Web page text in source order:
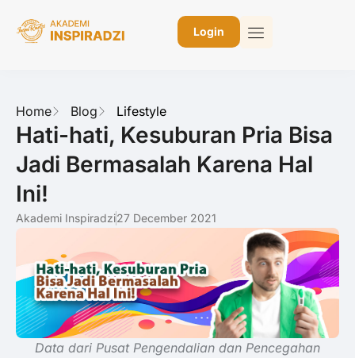
Login
Home Blog Lifestyle
Hati-hati, Kesuburan Pria Bisa
Jadi Bermasalah Karena Hal
Ini!
Akademi Inspiradzi27 December 2021
Data dari Pusat Pengendalian dan Pencegahan